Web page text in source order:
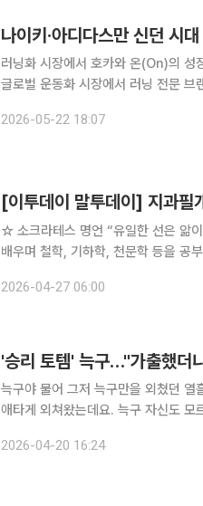
나이키·아디다스만 신던 시
러닝화 시장에서 호카와 온(On)의 성
글로벌 운동화 시장에서 러닝 전문 브
간 매출과 이익 전망을 제시했다. 데
2026-05-22 18:07
☆ 소크라테스 명언 “유일한 선은 앎이요 유일한 악은 무지다.” 고대 그리스 철학자다. 석공 기술을
배우며 철학, 기하학, 천문학 등을 공
죄명으로 고소되고, 배심원들의 투표
2026-04-27 06:00
'승리 토템' 늑구…"가출했더
늑구야 물어 그저 늑구만을 외쳤던 열흘. 전국구 슈퍼스타가 된 늑구를 그 누구보다 ‘동향인(?)’들이
애타게 외쳐왔는데요. 늑구 자신도 모
2026-04-20 16:24